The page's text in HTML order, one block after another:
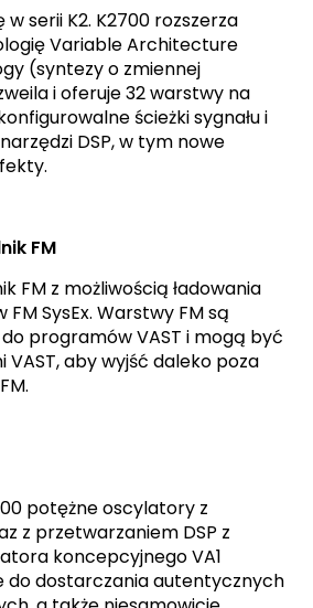
w serii K2. K2700 rozszerza
Variable Architecture
(syntezy o zmiennej
i oferuje 32 warstwy na
ścieżki sygnału i
DSP, w tym nowe
FM
FM z możliwością ładowania
SysEx. Warstwy FM są
programów VAST i mogą być
VAST, aby wyjść daleko poza
potężne oscylatory z
z przetwarzaniem DSP z
koncepcyjnego VA1
do dostarczania autentycznych